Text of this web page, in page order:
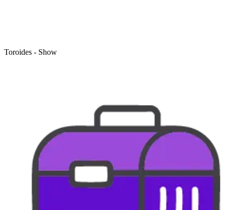
Toroides - Show